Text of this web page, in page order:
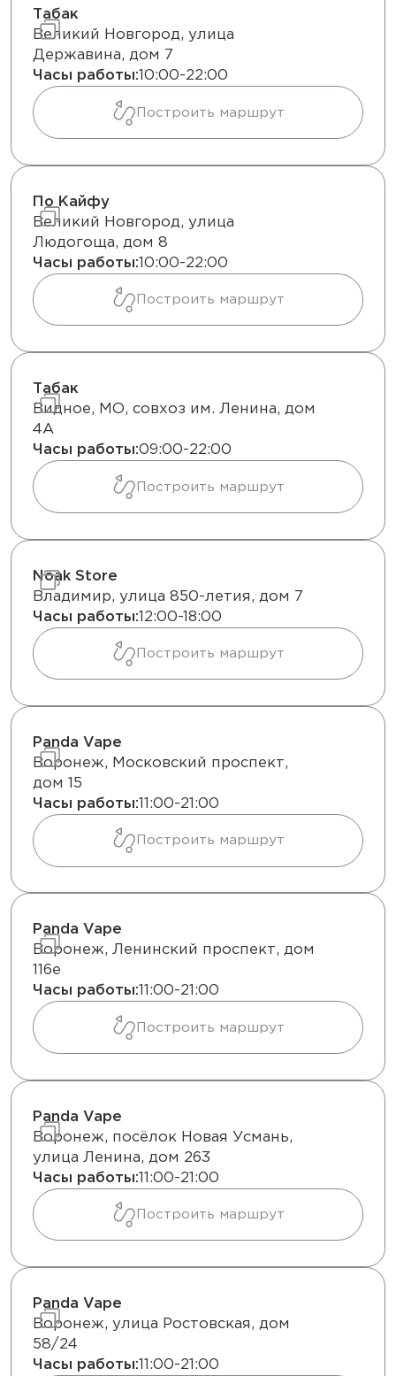
Табак
Великий Новгород, улица
Державина, дом 7
Часы работы: 10:00-22:00
Построить маршрут
По Кайфу
Великий Новгород, улица
Людогоща, дом 8
Часы работы: 10:00-22:00
Построить маршрут
Табак
Видное, МО, совхоз им. Ленина, дом
4А
Часы работы:09:00-22:00
Построить маршрут
Noak Store
Владимир, улица 850-летия, дом 7
Часы работы:12:00-18:00
Построить маршрут
Panda Vape
Воронеж, Московский проспект,
дом 15
Часы работы: 11:00-21:00
Построить маршрут
Panda Vape
Воронеж, Ленинский проспект, дом
116е
Часы работы: 11:00-21:00
Построить маршрут
Panda Vape
Воронеж, посёлок Новая Усмань,
улица Ленина, дом 263
Часы работы:11:00-21:00
Построить маршрут
Panda Vape
Воронеж, улица Ростовская, дом
58/24
Часы работы: 11:00-21:00